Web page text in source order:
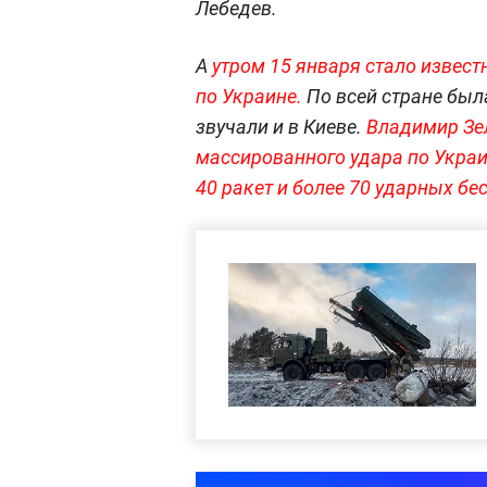
Лебедев.
А утром 15 января стало
по Украине. По всей стране
звучали и в Киеве. Владимир
массированного удара по
40 ракет и более 70 ударных